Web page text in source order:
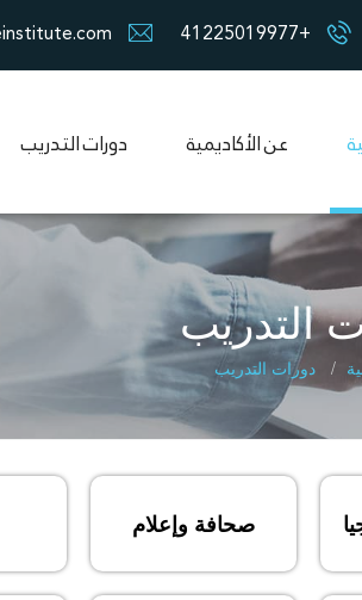
+41225019977
عن الأكاديمية دورات التدريب
التدريب
دورات التدريب
صحافة وإعلام